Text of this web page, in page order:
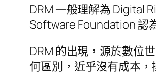
DRM 一般理解為 Digital
Software Foundation 認
DRM 的出現，源於數位
何區別，近乎沒有成本，